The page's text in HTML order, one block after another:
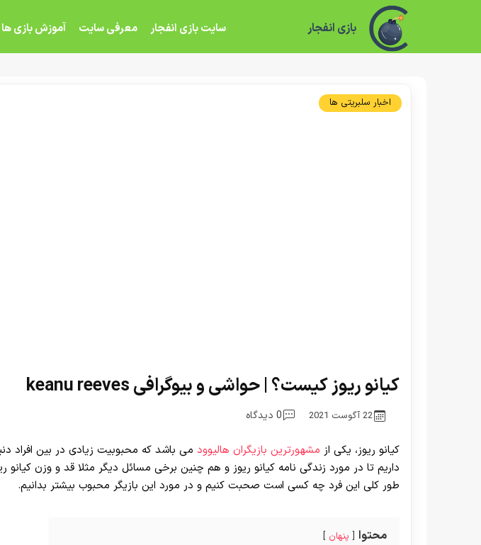
بازی انفجار سایت بازی انفجار معرفی سایت آموزش بازی ها
اخبار سلبریتی ها
کیانو ریوز کیست؟ | حواشی و بیوگرافی keanu reeves
22 آگوست 2021 0 دیدگاه
کیانو ریوز، یکی از مشهورترین بازیگران هالیوود می باشد که محبوبیت زیادی در بین افراد
داریم تا در مورد زندگی نامه کیانو ریوز و هم چنین برخی مسائل دیگر مثلا قد و وزن کیانو
طور کلی این فرد چه کسی است صحبت کنیم و در مورد این بازیگر محبوب بیشتر بدانیم.
محتوا پنهان